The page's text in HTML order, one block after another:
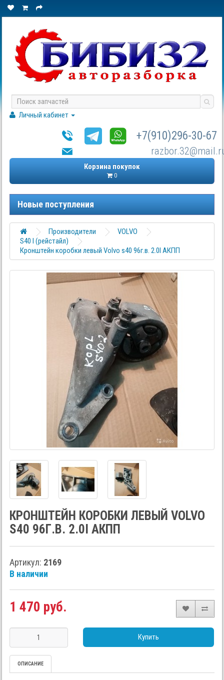
Личный кабинет
+7(910)296-30-67
Корзина покупок
0
Новые поступления
Производители
VOLVO
S40 I (рейстайл)
Кронштейн коробки левый Volvo s40 96г.в. 2.0I АКПП
КРОНШТЕЙН КОРОБКИ ЛЕВЫЙ VOLVO
S40 96Г.В. 2.0I АКПП
Артикул: 2169
В наличии
1 470 руб.
Купить
ОПИСАНИЕ